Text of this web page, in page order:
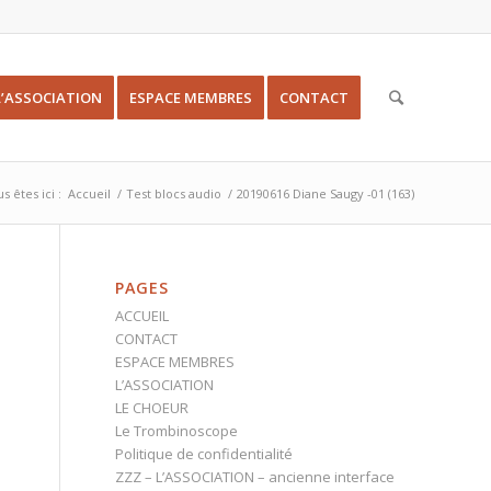
ESPACE MEMBRES CONTACT
êtes ici : Accueil / Test blocs audio / 20190616 Diane Saugy -01 (163)
PAGES
ACCUEIL
CONTACT
ESPACE MEMBRES
L’ASSOCIATION
LE CHOEUR
Le Trombinoscope
Politique de confidentialité
ZZZ – L’ASSOCIATION – ancienne interface